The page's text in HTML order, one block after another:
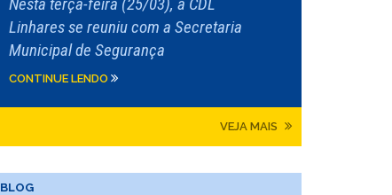
Linhares se reuniu com a Secretaria
Municipal de Segurança
CONTINUE LENDO
VEJA MAIS
BLOG